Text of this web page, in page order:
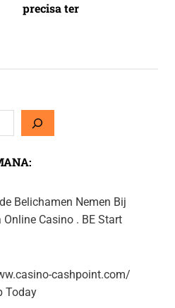
precisa ter
Belichamen Nemen Bij
Casino . BE Start
cashpoint.com/
Today